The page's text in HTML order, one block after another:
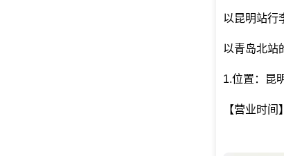
以昆明站行
以青岛北站
1.位置：昆
【营业时